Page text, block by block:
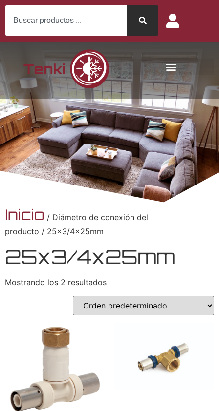
Inicio / Diámetro de conexión del
producto / 25x3/4x25mm
25x3/4x25mm
Mostrando los 2 resultados